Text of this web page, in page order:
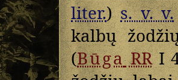
liter.)s. v. v.
kalbų
(BūgaRRI